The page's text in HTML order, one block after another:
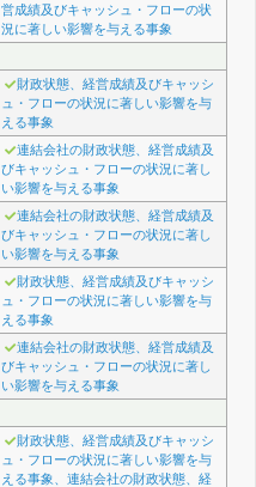
営成績及びキャッシュ・フローの状
況に著しい影響を与える事象
財政状態、経営成績及びキャッシ
ュ・フローの状況に著しい影響を与
える事象
連結会社の財政状態、経営成績及
びキャッシュ・フローの状況に著し
い影響を与える事象
連結会社の財政状態、経営成績及
びキャッシュ・フローの状況に著し
い影響を与える事象
財政状態、経営成績及びキャッシ
ュ・フローの状況に著しい影響を与
える事象
連結会社の財政状態、経営成績及
びキャッシュ・フローの状況に著し
い影響を与える事象
財政状態、経営成績及びキャッシ
ュ・フローの状況に著しい影響を与
える事象、連結会社の財政状態、経